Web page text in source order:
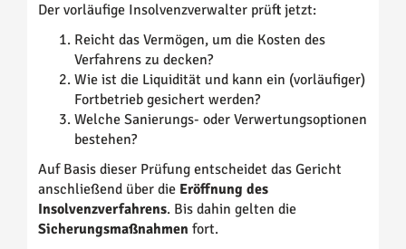
Der vorläufige Insolvenzverwalter prüft jetzt:
Reicht das Vermögen, um die Kosten des
Verfahrens zu decken?
Wie ist die Liquidität und kann ein (vorläufiger)
Fortbetrieb gesichert werden?
Welche Sanierungs- oder Verwertungsoptionen
bestehen?
Auf Basis dieser Prüfung entscheidet das Gericht
anschließend über die Eröffnung des
Insolvenzverfahrens. Bis dahin gelten die
Sicherungsmaßnahmen fort.